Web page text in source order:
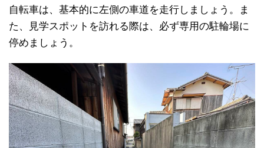
自転車は、基本的に左側の車道を走行しましょう。ま
た、見学スポットを訪れる際は、必ず専用の駐輪場に
停めましょう。